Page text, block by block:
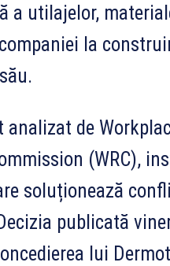
a utilajelor,
la
analizat de
(WRC),
soluționează
publicată
lui Dermot